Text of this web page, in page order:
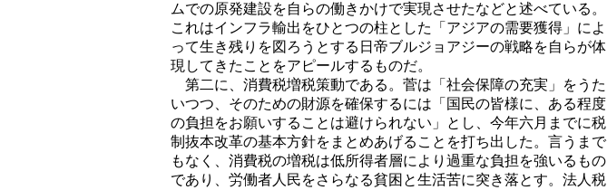
ムでの原発建設を自らの働きかけで実現させたなどと述べている。
これはインフラ輸出をひとつの柱とした「アジアの需要獲得」によ
って生き残りを図ろうとする日帝ブルジョアジーの戦略を自らが体
現してきたことをアピールするものだ。
第二に、消費税増税策動である。菅は「社会保障の充実」をうた
いつつ、そのための財源を確保するには「国民の皆様に、ある程度
の負担をお願いすることは避けられない」とし、今年六月までに税
制抜本改革の基本方針をまとめあげることを打ち出した。言うまで
もなく、消費税の増税は低所得者層により過重な負担を強いるもの
であり、労働者人民をさらなる貧困と生活苦に突き落とす。法人税